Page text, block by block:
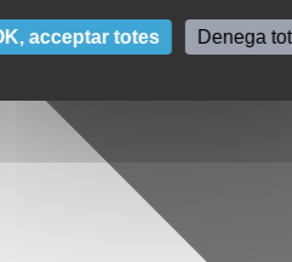
acceptar totes Denega